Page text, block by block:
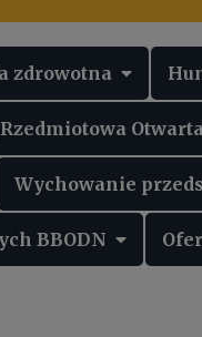
zdrowotna
Wychowanie
BBODN